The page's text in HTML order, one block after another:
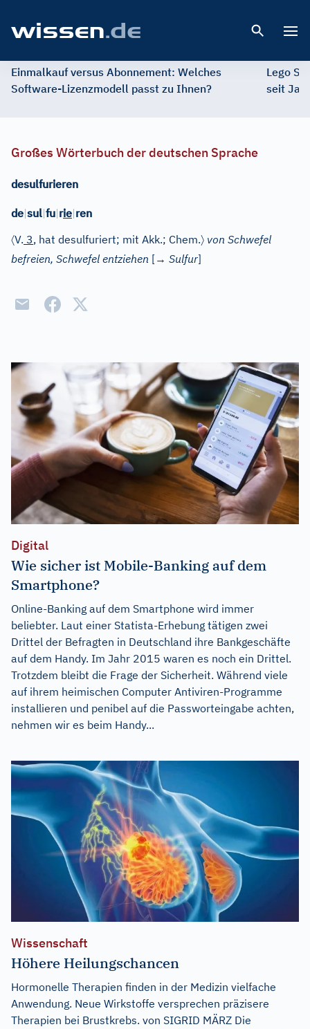
Einmalkauf versus Abonnement: Welches
Software-Lizenzmodell passt zu Ihnen?
Lego
seit
Großes Wörterbuch der deutschen Sprache
desulfurieren
de|sul|fu|rie|ren
〈V. 3, hat desulfuriert; mit Akk.; Chem.〉 von Schwefel
befreien, Schwefel entziehen [→ Sulfur]
Digital
Wie sicher ist Mobile-Banking auf dem
Smartphone?
Online-Banking auf dem Smartphone wird immer
beliebter. Laut einer Statista-Erhebung tätigen zwei
Drittel der Befragten in Deutschland ihre Bankgeschäfte
auf dem Handy. Im Jahr 2015 waren es noch ein Drittel.
Trotzdem bleibt die Frage der Sicherheit. Während viele
auf ihrem heimischen Computer Antiviren-Programme
installieren und penibel auf die Passworteingabe achten,
nehmen wir es beim Handy...
Wissenschaft
Höhere Heilungschancen
Hormonelle Therapien finden in der Medizin vielfache
Anwendung. Neue Wirkstoffe versprechen präzisere
Therapien bei Brustkrebs. von SIGRID MÄRZ Die